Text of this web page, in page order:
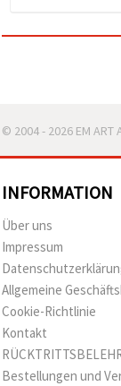
© 2004 - 2026 EM
INFORMATION
Über uns
Impressum
Allgemeine
Cookie-Richtlinie
Kontakt
Bestellungen und